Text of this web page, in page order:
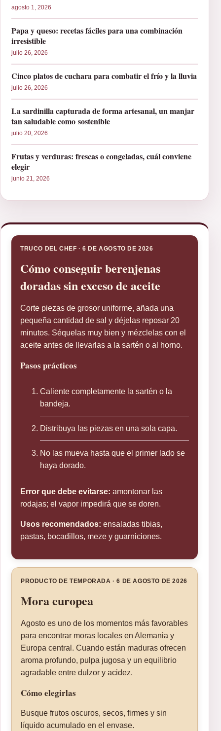
agosto 1, 2026
Papa y queso: recetas fáciles para una combinación
irresistible
julio 26, 2026
Cinco platos de cuchara para combatir el frío y la lluvia
julio 26, 2026
La sardinilla capturada de forma artesanal, un manjar
tan saludable como sostenible
julio 20, 2026
Frutas y verduras: frescas o congeladas, cuál conviene
elegir
junio 21, 2026
TRUCO DEL CHEF · 6 DE AGOSTO DE 2026
Cómo conseguir berenjenas
doradas sin exceso de aceite
Corte piezas de grosor uniforme, añada una
pequeña cantidad de sal y déjelas reposar 20
minutos. Séquelas muy bien y mézclelas con el
aceite antes de llevarlas a la sartén o al horno.
Pasos prácticos
Caliente completamente la sartén o la
bandeja.
Distribuya las piezas en una sola capa.
No las mueva hasta que el primer lado se
haya dorado.
Error que debe evitarse: amontonar las
rodajas; el vapor impedirá que se doren.
Usos recomendados: ensaladas tibias,
pastas, bocadillos, meze y guarniciones.
PRODUCTO DE TEMPORADA · 6 DE AGOSTO DE 2026
Mora europea
Agosto es uno de los momentos más favorables
para encontrar moras locales en Alemania y
Europa central. Cuando están maduras ofrecen
aroma profundo, pulpa jugosa y un equilibrio
agradable entre dulzor y acidez.
Cómo elegirlas
Busque frutos oscuros, secos, firmes y sin
líquido acumulado en el envase.